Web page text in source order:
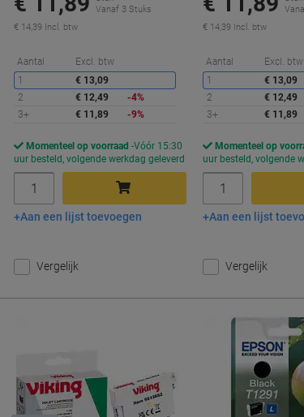
Vanaf 3 Stuks
€ 14,39 Incl. btw
Aantal Excl. btw
Korting
1
€ 13,09
2
€ 12,49
-4%
3+
€ 11,89 -9%
Momenteel op voorraad Vóór 15:30
uur besteld, volgende werkdag geleverd
In winkelwagen
Aan een lijst toevoegen
Vergelijk
€ 14,39 Incl. btw
Aantal Excl. btw
1
€ 13,09
2
€ 12,49
3+
€ 11,89
Momenteel op
uur besteld, volgende
In
Aan een lijst
Vergelijk